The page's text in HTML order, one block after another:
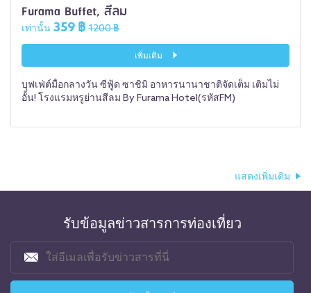
Furama Buffet, สีลม
เท่านั้น 359 ฿ 1200 ฿
เพิ่มเติม
บุฟเฟ่ต์มื้อกลางวัน ซีฟู้ด ซาชิมิ อาหารนานาชาติจัดเต็ม เติมไม่
อั้น! โรงแรมหรูย่านสีลม By Furama Hotel(รหัสFM)
แสดงเพิ่มเติม
รับข้อมูลข่าวสารการท่องเที่ยว